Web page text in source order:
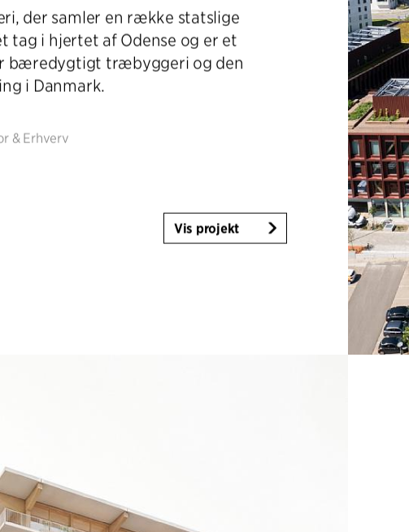
der samler en række statslige
tag i hjertet af Odense og er et
bæredygtigt træbyggeri og den
i Danmark.
& Erhverv
Vis projekt